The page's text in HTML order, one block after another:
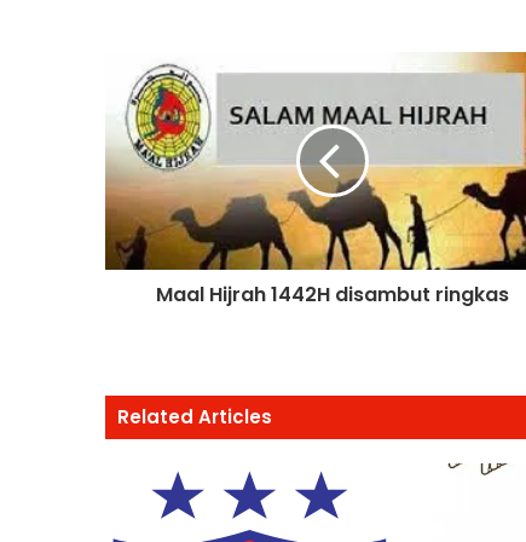
Maal Hijrah 1442H disambut ringkas
Related Articles